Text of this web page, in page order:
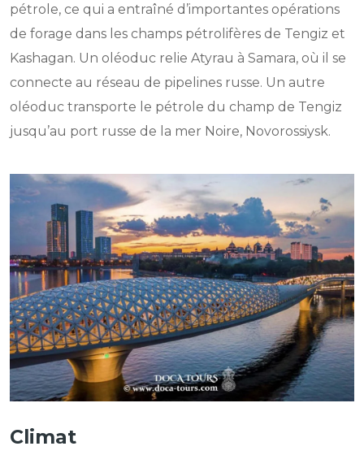
pétrole, ce qui a entraîné d’importantes opérations
de forage dans les champs pétrolifères de Tengiz et
Kashagan. Un oléoduc relie Atyrau à Samara, où il se
connecte au réseau de pipelines russe. Un autre
oléoduc transporte le pétrole du champ de Tengiz
jusqu’au port russe de la mer Noire, Novorossiysk.
Climat